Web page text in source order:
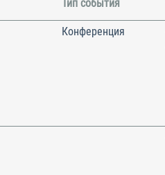
Тип события
Конференция